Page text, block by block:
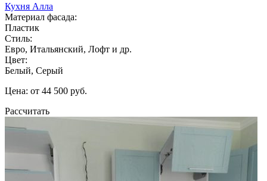
Кухня Алла
Материал фасада:
Пластик
Стиль:
Евро, Итальянский, Лофт и др.
Цвет:
Белый, Серый
Цена: от 44 500 руб.
Рассчитать